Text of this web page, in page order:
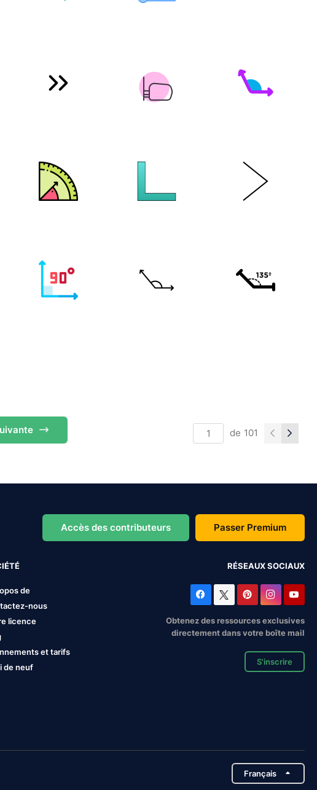
de 101
Accès des contributeurs Passer Premium
de
nous
licence
et tarifs
de neuf
RÉSEAUX SOCIAUX
Obtenez des ressources exclusives
directement dans votre boîte mail
S'inscrire
Français